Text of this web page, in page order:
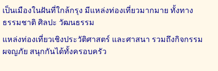
เป็นเมืองในฝันที่ใกล้กรุง มีแหล่งท่องเที่ยวมากมาย ทั้งทาง
ธรรมชาติ ศิลปะ วัฒนธรรม
แหล่งท่องเที่ยวเชิงประวัติศาสตร์ และศาสนา รวมถึงกิจกรรม
ผจญภัย สนุกกันได้ทั้งครอบครัว